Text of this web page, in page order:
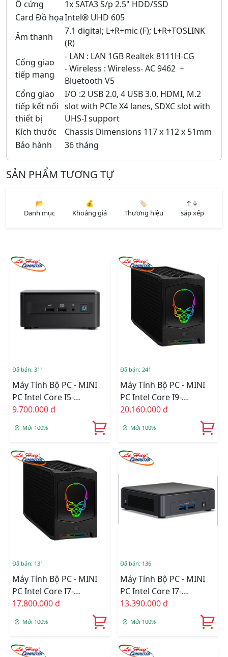
Ổ cứng
1x SATA3 S/p 2.5" HDD/SSD
Card Đồ họaIntel® UHD 605
Âm thanh
7.1 digital; L+R+mic (F); L+R+TOSLINK
(R)
Cổng giao
tiếp mạng
- LAN : LAN 1GB Realtek 8111H-CG
- Wireless : Wireless- AC 9462 +
Bluetooth V5
Cổng giao
tiếp kết nối
thiết bị
I/O :2 USB 2.0, 4 USB 3.0, HDMI, M.2
slot with PCIe X4 lanes, SDXC slot with
UHS-I support
Kích thước
Chassis Dimensions 117 x 112 x 51mm
Bảo hành
36 tháng
SẢN PHẨM TƯƠNG TỰ
📂
Danh mục
💰
Khoảng giá
🏷️
Thương hiệu
↑↓
sắp xếp
Đã bán: 311
Máy Tính Bộ PC - MINI
PC Intel Core I5-
1240P/Ram Option/Ổ
(RNUC12WSHI50000)
9.700.000 đ
Mới 100%
Đã bán: 241
Máy Tính Bộ PC - MINI
PC Intel Core I9-
11900KB/Intel
WM590/Ram Option/Ổ
Cứng Option/Dos
20.160.000 đ
Mới 100%
Đã bán: 131
Máy Tính Bộ PC - MINI
PC Intel Core I7-
11700B/Intel
WM590/Ram Option/Ổ
Cứng Option/Dos
17.800.000 đ
Mới 100%
Đã bán: 136
Máy Tính Bộ PC - MINI
PC Intel Core I7-
1165G7/Intel Iris Xe
Graphics/Ram Option/Ổ
Cứng Option/Dos
13.390.000 đ
Mới 100%